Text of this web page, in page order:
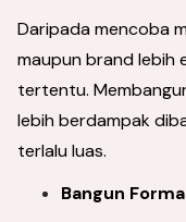
Daripada mencoba
maupun brand lebih
tertentu.
lebih berdampak
terlalu luas.
Bangun